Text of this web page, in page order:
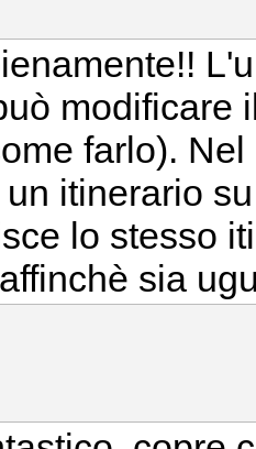
modificare
farlo).
itinerario
lo stesso
sia